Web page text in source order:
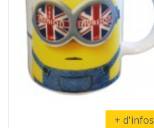
+ d'infos